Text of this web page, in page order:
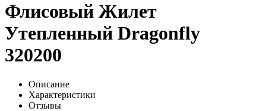
Флисовый Жилет
Утепленный Dragonfly
320200
Описание
Характеристики
Отзывы